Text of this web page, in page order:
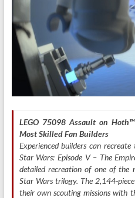
LEGO 75098 Assault on
Most Skilled Fan Builders
Experienced builders can recreate
Star Wars: Episode V – The
detailed recreation of one of the
Star Wars trilogy. The 2,144-
their own scouting missions with